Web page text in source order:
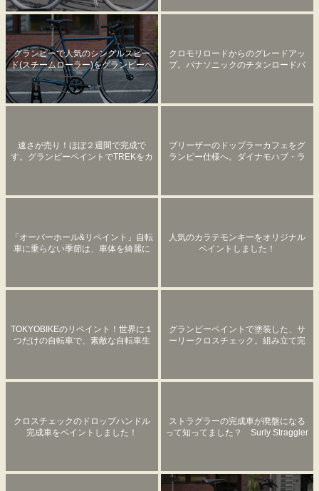
グランピーで人気のシングルスピー
ド(スチームローラー)をグランピーペ
イントしました！
クロモリロードからのグレードアッ
プ。パナソニックのチタンロードバ
速さが売り！ほぼ２週間で完成で
す。グランピーペイントでTREKをカ
ブリーザーのドップラーカフェをグ
ランピー仕様へ。ダイナモハブ・ラ
「オーバーホール&リペイント」自転
車に乗らない季節は、車体を綺麗に
人気のカラテモンキーをオリジナル
ペイントしました！
TOKYOBIKEのリペイント！世界に１
つだけの自転車で、素敵な自転車生
グランピーペイントで塗装した、サ
ーリークロスチェック。組み立て完
クロスチェックのドロップハンドル
完成車をペイントしました！
ストラグラーの完成車が廃盤になる
って知ってました？ Surly Straggler